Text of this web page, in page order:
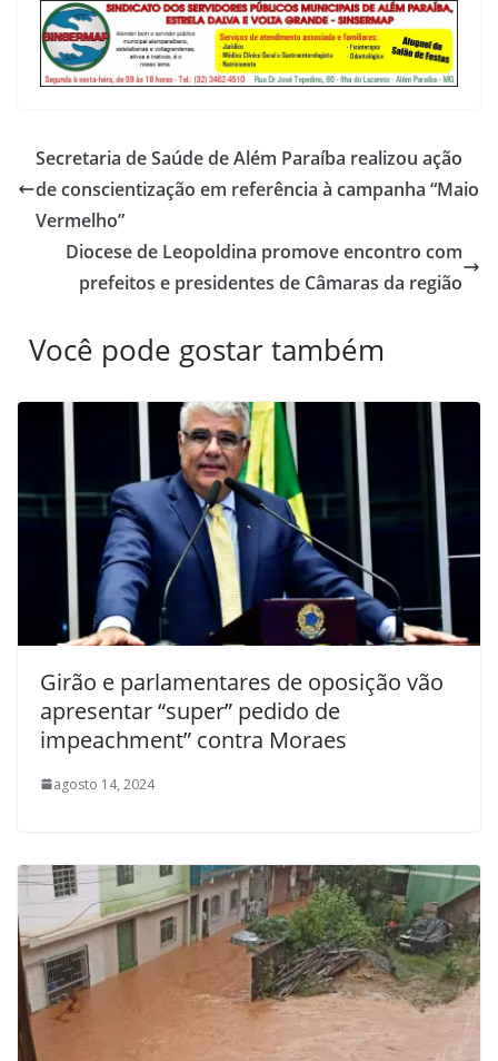
Secretaria de Saúde de Além Paraíba realizou ação
de conscientização em referência à campanha “Maio
Vermelho”
Diocese de Leopoldina promove encontro com
prefeitos e presidentes de Câmaras da região
Você pode gostar também
Girão e parlamentares de oposição vão
apresentar “super” pedido de
impeachment” contra Moraes
agosto 14, 2024